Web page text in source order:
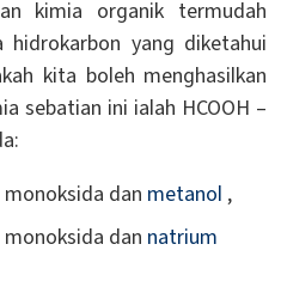
kimia organik termudah
yang diketahui
kita boleh menghasilkan
sebatian ini ialah HCOOH –
dan metanol ,
dan natrium